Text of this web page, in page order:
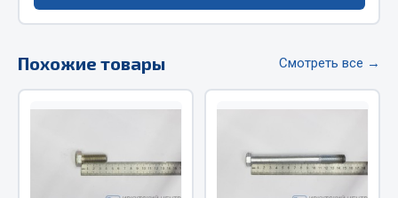
Весь раздел
Цепи подъёмные
РТИ
Похожие товары Смотреть все →